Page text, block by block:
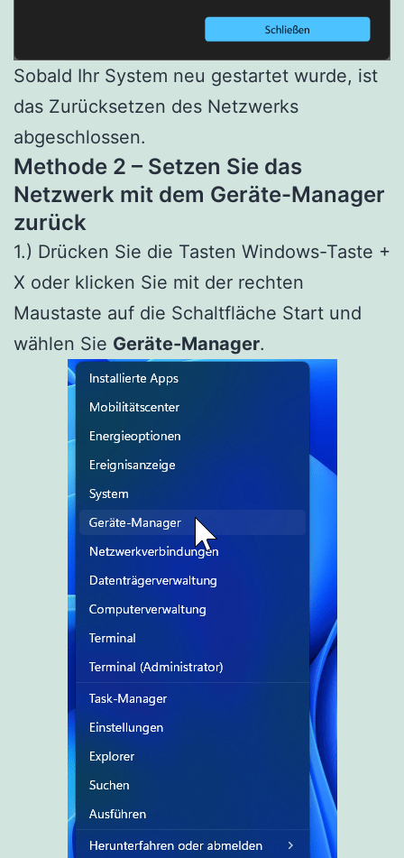
Sobald Ihr System neu gestartet wurde, ist
das Zurücksetzen des Netzwerks
abgeschlossen.
Methode 2 – Setzen Sie das
Netzwerk mit dem Geräte-Manager
zurück
1.) Drücken Sie die Tasten Windows-Taste +
X oder klicken Sie mit der rechten
Maustaste auf die Schaltfläche Start und
wählen Sie Geräte-Manager.